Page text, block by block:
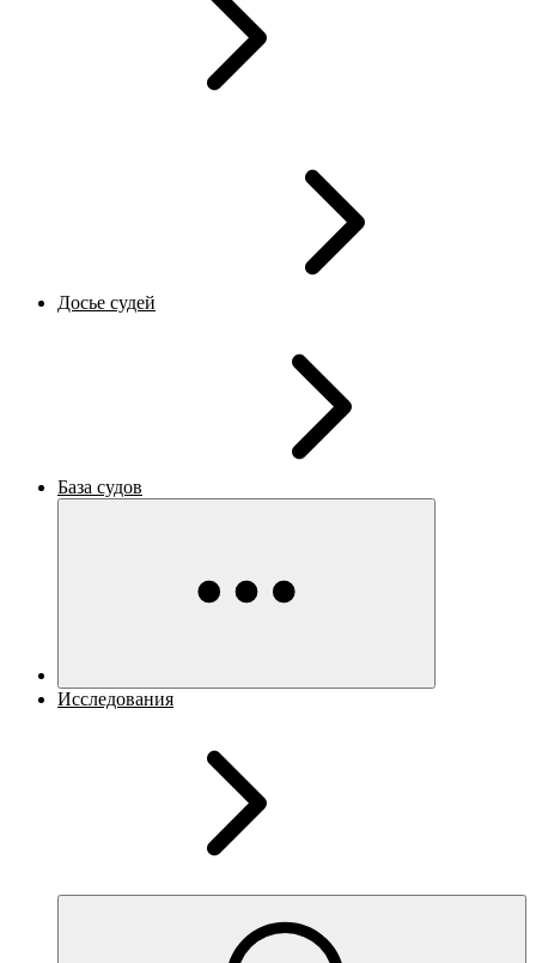
Досье судей
База судов
Исследования